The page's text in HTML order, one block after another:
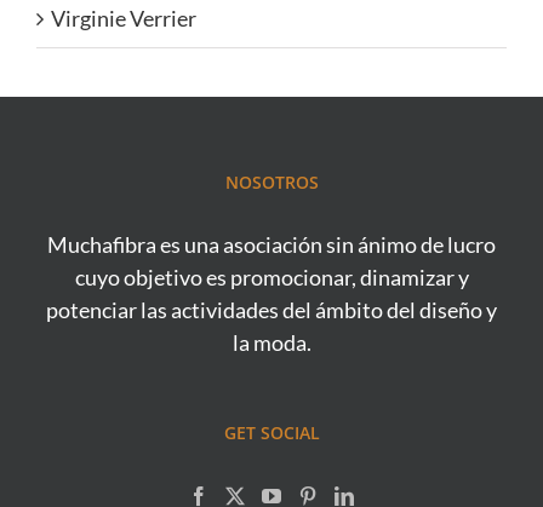
Virginie Verrier
NOSOTROS
Muchafibra es una asociación sin ánimo de lucro
cuyo objetivo es promocionar, dinamizar y
potenciar las actividades del ámbito del diseño y
la moda.
GET SOCIAL